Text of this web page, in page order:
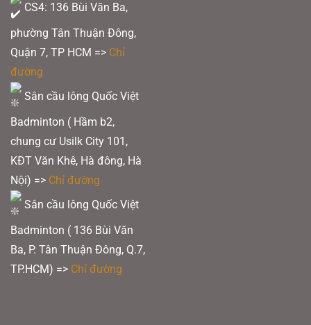
CS4: 136 Bùi Văn Ba,
phường Tân Thuận Đông,
Quận 7, TP HCM => Chỉ
đường
Sân cầu lông Quốc Việt
Badminton ( Hầm b2,
chung cư Usilk City 101,
KĐT Văn Khê, Hà đông, Hà
Nội) => Chỉ đường
Sân cầu lông Quốc Việt
Badminton ( 136 Bùi Văn
Ba, P. Tân Thuận Đông, Q.7,
TP.HCM) => Chỉ đường